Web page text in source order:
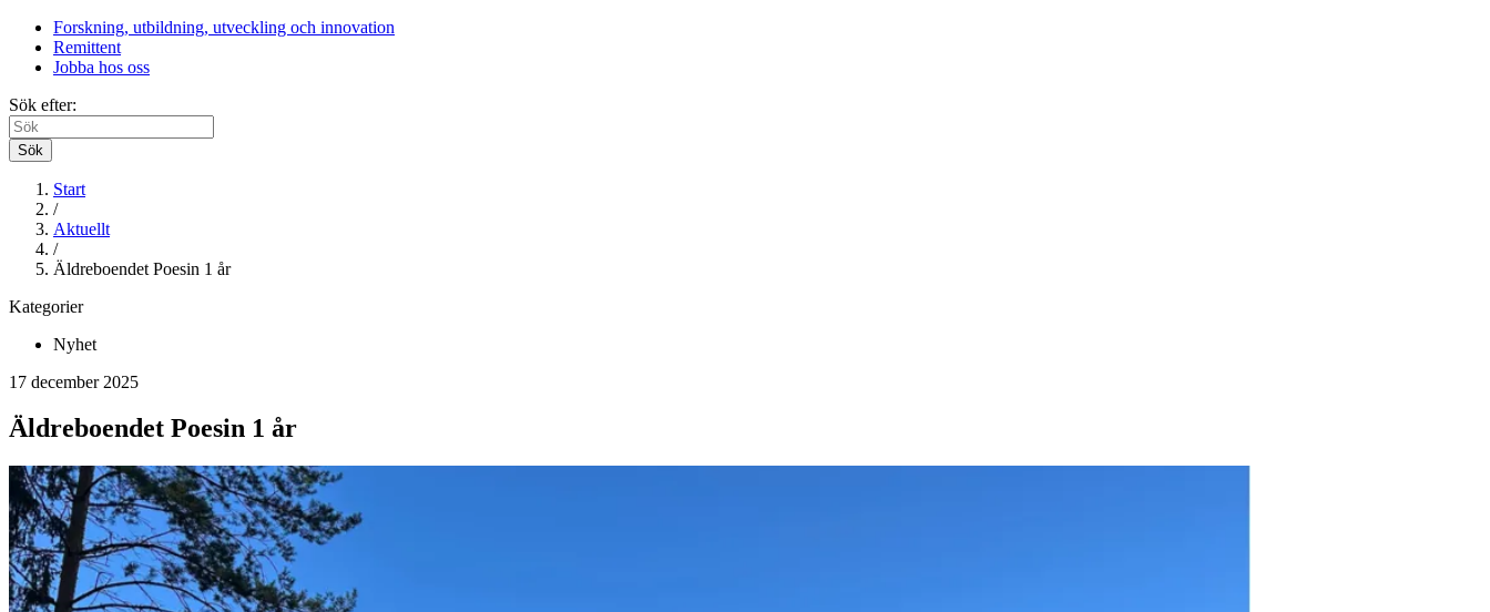
Forskning, utbildning, utveckling och innovation
Remittent
Jobba hos oss
Sök efter:
Sök
Start
/
Aktuellt
/
Äldreboendet Poesin 1 år
Kategorier
Nyhet
17 december 2025
Äldreboendet Poesin 1 år